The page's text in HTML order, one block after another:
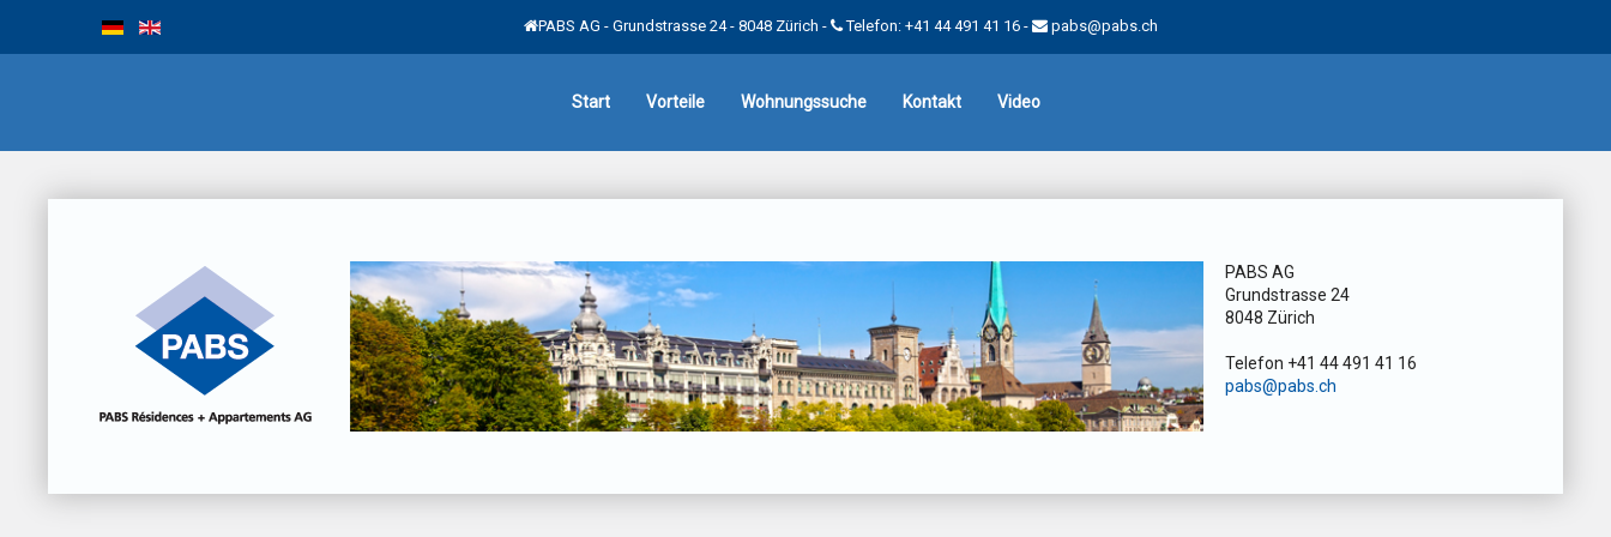
PABS AG - Grundstrasse 24 - 8048 Zürich - Telefon: +41 44 491 41 16 - pabs@pabs.ch
Start Vorteile Wohnungssuche Kontakt Video
PABS AG
Grundstrasse 24
8048 Zürich
Telefon +41 44 491 41 16
pabs@pabs.ch